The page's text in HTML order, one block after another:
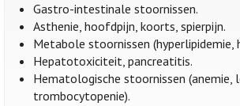
Gastro-intestinale stoornissen.
Asthenie, hoofdpijn, koorts, spierpijn.
Metabole stoornissen (hyperlipidemie,
Hepatotoxiciteit, pancreatitis.
Hematologische stoornissen (anemie,
trombocytopenie).